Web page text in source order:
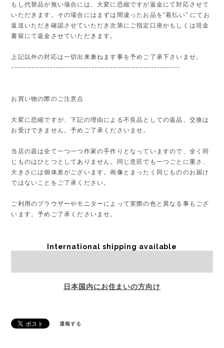
もし代替品が無い場合には、大変に恐縮ですが返金にて対応させて
いただきます。その場合にはまずは間違ったお品を”着払い” にてお
返送いただき確認させていただき次第にご指定口座かもしくは現金
書留にて返金させていただきます。
上記以外の対応は一切出来兼ねます事を予めご了承下さいませ。
-----------------------------------------------------------------
お買い物の際のご注意点
大変に恐縮ですが、下記の理由による不良品としての返品、交換は
お受けできません。予めご了承くださいませ。
当店の器は全て一つ一つ作家の手作りとなっていますので、全く同
じものはひとつとしてありません。同じ意匠でも一つごとに重さ、
大きさには個体差がございます。画像とまったく同じもののお届け
ではないことをご了承ください。
ご利用のブラウザーやモニターによって実際の色と異なる事もござ
います。予めご了承くださいませ。
International shipping available
日本国内にお住まいの方向け
通報する